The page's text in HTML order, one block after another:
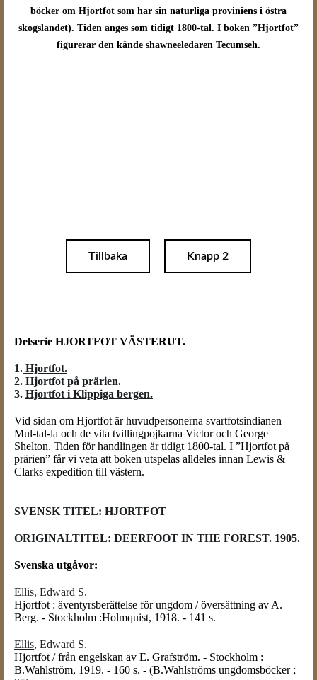
böcker om Hjortfot som har sin naturliga proviniens i östra
skogslandet). Tiden anges som tidigt 1800-tal. I boken ”Hjortfot”
figurerar den kände shawneeledaren Tecumseh.
Tillbaka Knapp 2
Delserie HJORTFOT VÄSTERUT.
1. Hjortfot.
2. Hjortfot på prärien.
3. Hjortfot i Klippiga bergen.
Vid sidan om Hjortfot är huvudpersonerna svartfotsindianen
Mul-tal-la och de vita tvillingpojkarna Victor och George
Shelton. Tiden för handlingen är tidigt 1800-tal. I ”Hjortfot på
prärien” får vi veta att boken utspelas alldeles innan Lewis &
Clarks expedition till västern.
SVENSK TITEL: HJORTFOT
ORIGINALTITEL: DEERFOOT IN THE FOREST. 1905.
Svenska utgåvor:
Ellis, Edward S.
Hjortfot : äventyrsberättelse för ungdom / översättning av A.
Berg. - Stockholm :Holmquist, 1918. - 141 s.
Ellis, Edward S.
Hjortfot / från engelskan av E. Grafström. - Stockholm :
B.Wahlström, 1919. - 160 s. - (B.Wahlströms ungdomsböcker ;